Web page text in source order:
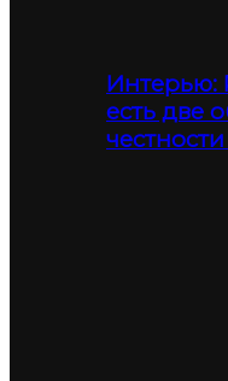
Интерью:
есть две